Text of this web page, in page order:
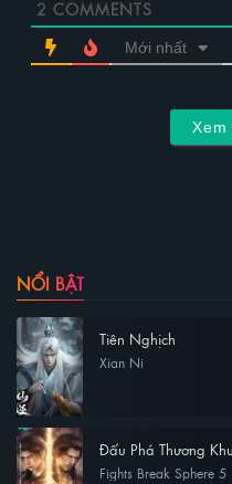
2 COMMENTS
Mới nhất
NỔI BẬT
Tiên Nghịch
Xian Ni
Đấu Phá Thương
Fights Break Sphere 5